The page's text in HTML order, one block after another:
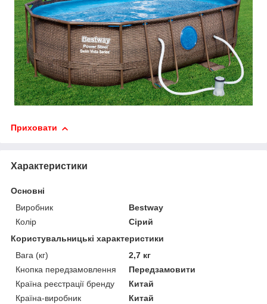
Приховати
Характеристики
Основні
Виробник
Bestway
Колір
Сірий
Користувальницькі характеристики
Вага (кг)
2,7 кг
Кнопка передзамовлення
Передзамовити
Країна реєстрації бренду
Китай
Країна-виробник
Китай